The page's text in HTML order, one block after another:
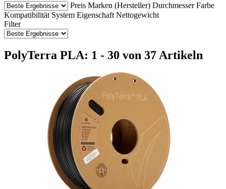
Preis Marken (Hersteller) Durchmesser Farbe
Kompatibilität System Eigenschaft Nettogewicht
Filter
PolyTerra PLA: 1 - 30 von 37 Artikeln